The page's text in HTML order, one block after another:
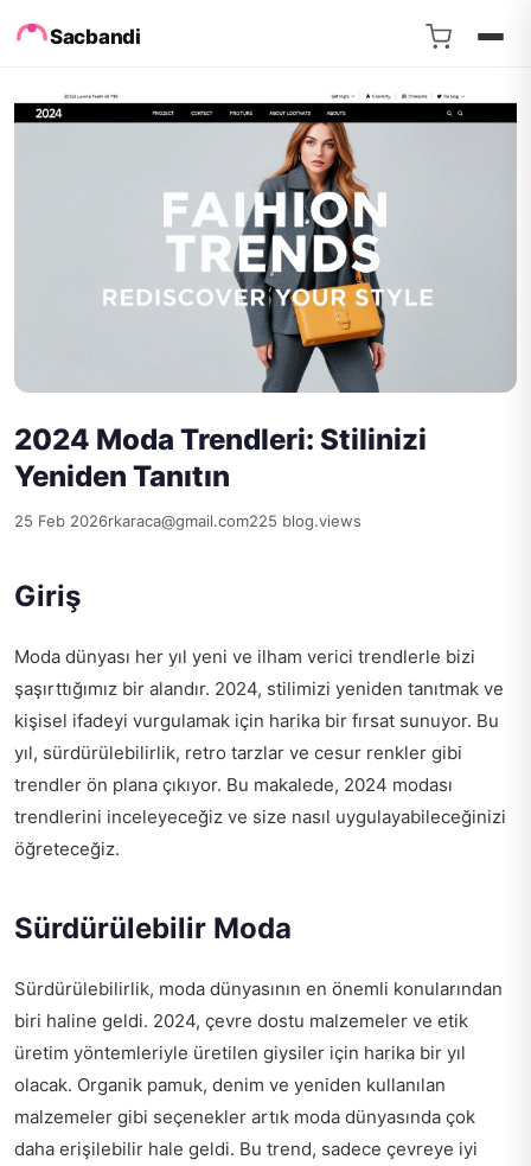
Sacbandi
2024 Moda Trendleri: Stilinizi
Yeniden Tanıtın
25 Feb 2026rkaraca@gmail.com225 blog.views
Giriş
Moda dünyası her yıl yeni ve ilham verici trendlerle bizi
şaşırttığımız bir alandır. 2024, stilimizi yeniden tanıtmak ve
kişisel ifadeyi vurgulamak için harika bir fırsat sunuyor. Bu
yıl, sürdürülebilirlik, retro tarzlar ve cesur renkler gibi
trendler ön plana çıkıyor. Bu makalede, 2024 modası
trendlerini inceleyeceğiz ve size nasıl uygulayabileceğinizi
öğreteceğiz.
Sürdürülebilir Moda
Sürdürülebilirlik, moda dünyasının en önemli konularından
biri haline geldi. 2024, çevre dostu malzemeler ve etik
üretim yöntemleriyle üretilen giysiler için harika bir yıl
olacak. Organik pamuk, denim ve yeniden kullanılan
malzemeler gibi seçenekler artık moda dünyasında çok
daha erişilebilir hale geldi. Bu trend, sadece çevreye iyi